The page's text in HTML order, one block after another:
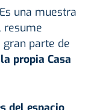
una muestra
resume
gran parte de
propia Casa